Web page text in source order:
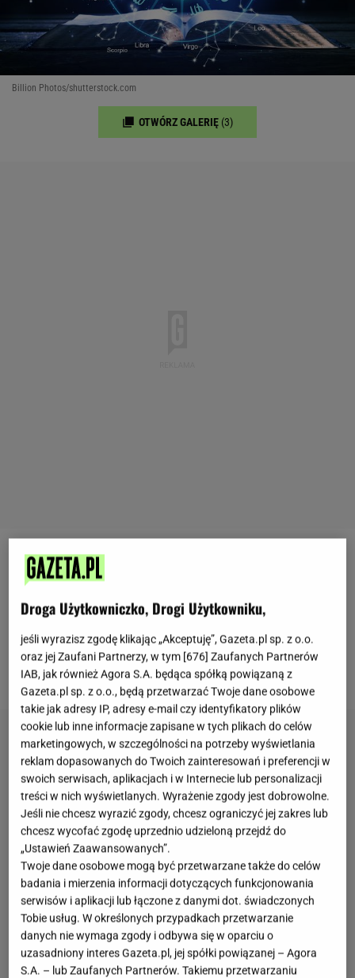
Billion Photos/shutterstock.com
OTWÓRZ GALERIĘ (3)
Horoskop dzienny - Baran
Barany czeka dziś szczera rozmowa z kimś, kto był
przedstawicieli tego znaku, będą drążyć, aż dojdą do
prawdy. Tak będzie i tym razem.
Droga Użytkowniczko, Drogi Użytkowniku,
jeśli wyrazisz zgodę klikając „Akceptuję”, Gazeta.pl sp. z o.o.
oraz jej Zaufani Partnerzy, w tym [676] Zaufanych Partnerów
IAB, jak również Agora S.A. będąca spółką powiązaną z
Gazeta.pl sp. z o.o., będą przetwarzać Twoje dane osobowe
takie jak adresy IP, adresy e-mail czy identyfikatory plików
cookie lub inne informacje zapisane w tych plikach do celów
marketingowych, w szczególności na potrzeby wyświetlania
reklam dopasowanych do Twoich zainteresowań i preferencji w
swoich serwisach, aplikacjach i w Internecie lub personalizacji
treści w nich wyświetlanych. Wyrażenie zgody jest dobrowolne.
Jeśli nie chcesz wyrazić zgody, chcesz ograniczyć jej zakres lub
chcesz wycofać zgodę uprzednio udzieloną przejdź do
„Ustawień Zaawansowanych”.
Twoje dane osobowe mogą być przetwarzane także do celów
badania i mierzenia informacji dotyczących funkcjonowania
serwisów i aplikacji lub łączone z danymi dot. świadczonych
Tobie usług. W określonych przypadkach przetwarzanie
danych nie wymaga zgody i odbywa się w oparciu o
uzasadniony interes Gazeta.pl, jej spółki powiązanej – Agora
S.A. – lub Zaufanych Partnerów. Takiemu przetwarzaniu